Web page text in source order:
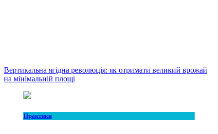
Вертикальна ягідна революція: як отримати великий врожай
на мінімальній площі
Практики